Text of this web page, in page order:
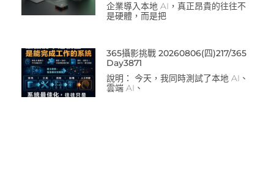
企業導入本地 AI，真正昂貴的往往不
是硬體，而是把
365攝影挑戰 20260806(四)217/365
Day3871
說明： 今天，我同時測試了本地 AI、
雲端 AI、